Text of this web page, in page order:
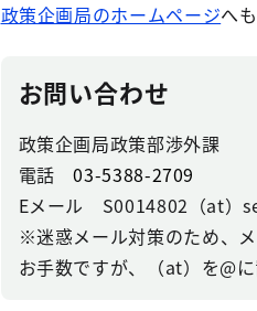
政策企画局のホームページへ
お問い合わせ
政策企画局政策部渉外課
電話03-5388-2709
Eメール S0014802（at）
※迷惑メール対策のため、
お手数ですが、（at）を@